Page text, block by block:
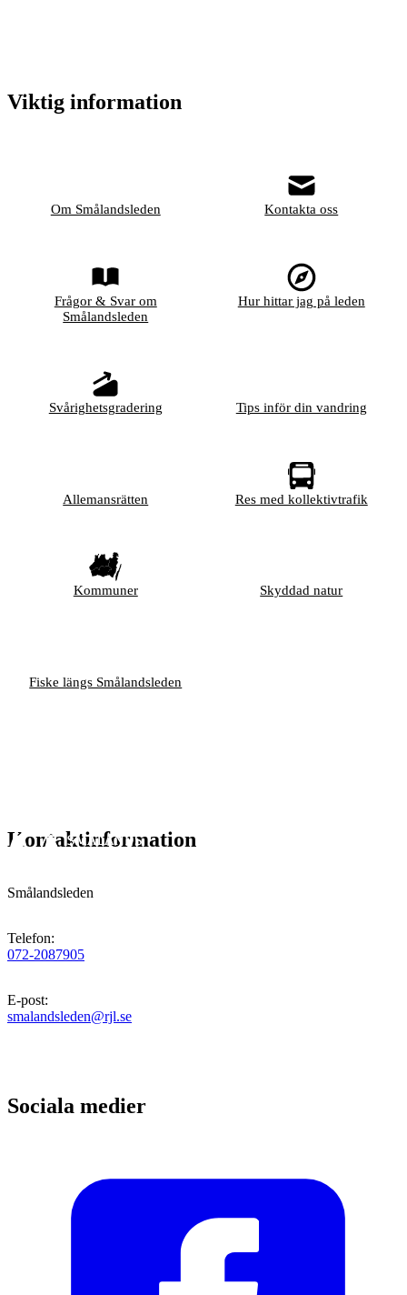
Viktig information
Om Smålandsleden Kontakta oss
Frågor & Svar om
Smålandsleden
Hur hittar jag på leden
Svårighetsgradering Tips inför din vandring
Allemansrätten Res med kollektivtrafik
Kommuner Skyddad natur
Fiske längs Smålandsleden
Kontaktinformation
Smålandsleden
Telefon:
072-2087905
E-post:
smalandsleden@rjl.se
Sociala medier